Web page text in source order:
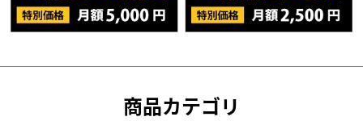
商品カテゴリ